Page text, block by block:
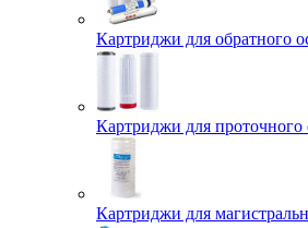
Картриджи для обратного
Картриджи для проточного
Картриджи для